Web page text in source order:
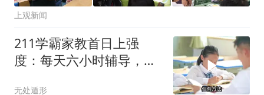
上观新闻
211学霸家教首日上强
度：每天六小时辅导，提
无处遁形